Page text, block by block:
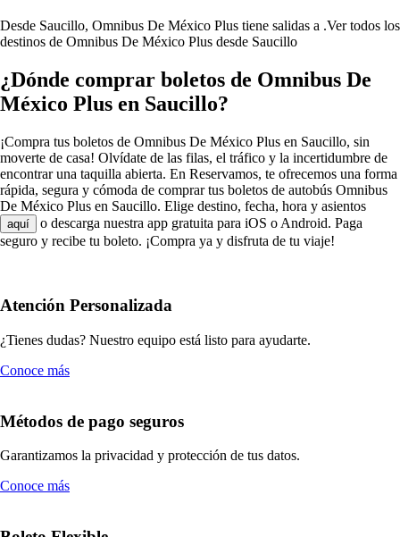
Desde Saucillo, Omnibus De México Plus tiene salidas a .Ver todos los
destinos de Omnibus De México Plus desde Saucillo
¿Dónde comprar boletos de Omnibus De
México Plus en Saucillo?
¡Compra tus boletos de Omnibus De México Plus en Saucillo, sin
moverte de casa! Olvídate de las filas, el tráfico y la incertidumbre de
encontrar una taquilla abierta. En Reservamos, te ofrecemos una forma
rápida, segura y cómoda de comprar tus boletos de autobús Omnibus
De México Plus en Saucillo. Elige destino, fecha, hora y asientos
aquí
o descarga nuestra app gratuita para iOS o Android. Paga
seguro y recibe tu boleto. ¡Compra ya y disfruta de tu viaje!
Atención Personalizada
¿Tienes dudas? Nuestro equipo está listo para ayudarte.
Conoce más
Métodos de pago seguros
Garantizamos la privacidad y protección de tus datos.
Conoce más